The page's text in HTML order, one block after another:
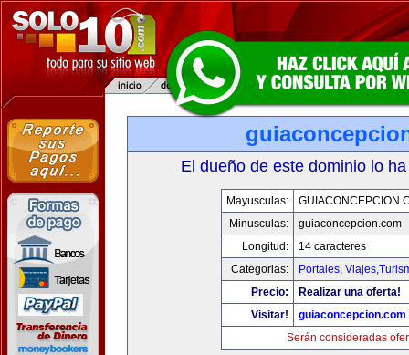
El dueño de este dominio lo
Mayusculas:
Minusculas:
guiaconcepcion.com
Longitud:
14 caracteres
Categorias:
Portales,
Precio:
Realizar una oferta!
Visitar!
guiaconcepcion.com
Serán consideradas